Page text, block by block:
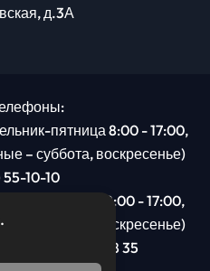
д.3А
пятница 8:00 - 17:00,
– суббота, воскресенье)
55-10-10
пятница 8:00 - 17:00,
– суббота, воскресенье)
+375 29 201 78 35